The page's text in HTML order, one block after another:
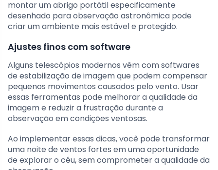
montar um abrigo portátil especificamente
desenhado para observação astronômica pode
criar um ambiente mais estável e protegido.
Ajustes finos com software
Alguns telescópios modernos vêm com softwares
de estabilização de imagem que podem compensar
pequenos movimentos causados pelo vento. Usar
essas ferramentas pode melhorar a qualidade da
imagem e reduzir a frustração durante a
observação em condições ventosas.
Ao implementar essas dicas, você pode transformar
uma noite de ventos fortes em uma oportunidade
de explorar o céu, sem comprometer a qualidade da